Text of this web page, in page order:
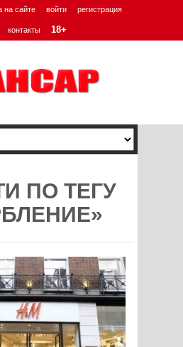
на сайте войти регистрация
контакты 18+
ПО ТЕГУ